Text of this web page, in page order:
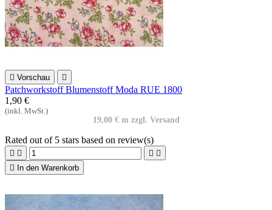
 Vorschau 
Patchworkstoff Blumenstoff Moda RUE 1800
1,90 €
(inkl. MwSt.)
19,00 € m zzgl. Versand
Rated out of 5 stars based on review(s)
   

In den Warenkorb